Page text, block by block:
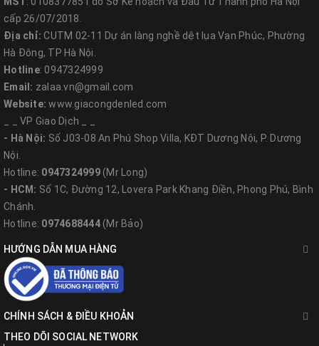
cấp 26/07/2018.
Địa chỉ: CUTM 02-11 Dự án làng nghề dệt lụa Vạn Phúc, Phường
Hà Đông, TP Hà Nội.
Hotline: 0947324999
Email: zalaa.vn@gmail.com
Website:www.giacongdenled.com
_ _ VP Giao Dịch _ _
- Hà Nội: Số J03-08 An Phú Shop Villa, KĐT Dương Nội, P. Dương
Nội.
Hotline: 0947324999(Mr Long)
- HCM: Số 1C, Đường 12, Lovera Park Khang Điền, Phong Phú, Bình
Chánh.
Hotline: 0974688444(Mr Bảo)
HƯỚNG DẪN MUA HÀNG
CHÍNH SÁCH & ĐIỀU KHOẢN
THEO DÕI SOCIAL NETWORK